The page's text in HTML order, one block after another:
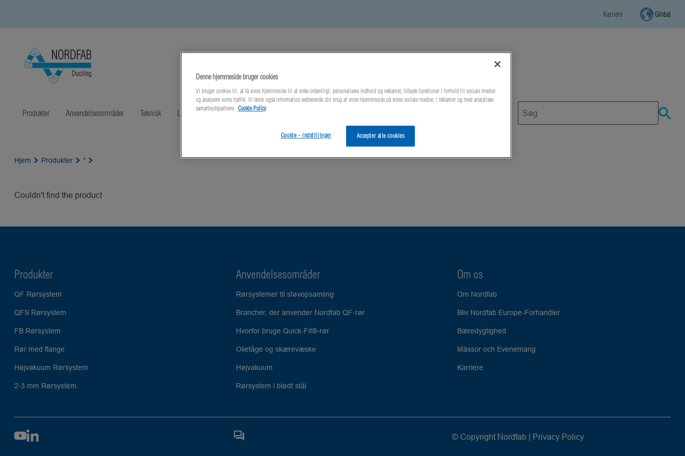
Karriere Global
Produkter Anvendelsesområder Teknisk Litteratur Seneste nyheder
Hjem Produkter *
Couldn't find the product
Produkter
QF Rørsystem
QFS Rørsystem
FB Rørsystem
Rør med flange
Højvakuum Rørsystem
2-3 mm Rørsystem
Anvendelsesområder
Rørsystemer til støvopsamling
Brancher, der anvender Nordfab QF-rør
Hvorfor bruge Quick-Fit®-rør
Olietåge og skærevæske
Højvakuum
Rørsystem i blødt stål
Om os
Om Nordfab
Bliv Nordfab Europe-Forhandler
Bæredygtighed
Mässor och Evenemang
Karriere
© Copyright Nordfab | Privacy Policy
Denne hjemmeside bruger cookies
Vi bruger cookies til, at få vores hjemmeside til at virke ordentligt, personalisere indhold og reklamer, tilbyde funktioner i forhold til sociale medier
og analysere vores traffik. Vi deler også information vedrørende din brug af vores hjemmeside på vores sociale medier, i reklamer og med analytiske
samarbejdspartnere. Cookie Policy
Accepter alle cookies
Cookie - indstillinger